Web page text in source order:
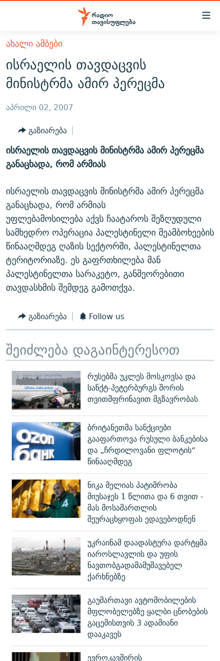
Accessibility
მთავარ
შინაარსზე
დაბრუნება
მთავარ
დაბრუნება
ძიებაზე
დაბრუნება
ᲐᲮᲐᲚᲘ ᲐᲛᲑᲔᲑᲘ
ᲗᲔᲛᲔᲑᲘ
ᲞᲝᲚᲘᲢᲘᲙᲐ
ᲔᲙᲝᲜᲝᲛᲘᲙᲐ
ᲡᲐᲖᲝᲒᲐᲓᲝᲔᲑᲐ
ᲡᲞᲝᲠᲢᲘ
ᲕᲘᲓᲔᲝ
ᲑᲚᲝᲒᲔᲑᲘ
ᲞᲝᲓᲙᲐᲡᲢᲔᲑᲘ
ᲜᲘᲙᲝᲡ ᲞᲝᲓᲙᲐᲡᲢᲘ
ᲒᲐᲜᲙᲘᲗᲮᲕᲘᲡ ᲓᲦᲔ
ᲓᲘᲚᲘᲡ ᲡᲐᲣᲑᲠᲔᲑᲘ
ᲛᲝᲚᲐᲞᲐᲠᲐᲙᲔ ᲢᲔᲥᲡᲢᲔᲑᲘ
ᲨᲘᲜ - ᲣᲪᲮᲝᲔᲗᲨᲘ
ᲚᲘᲢᲔᲠᲐᲢᲣᲠᲣᲚᲘ ᲬᲐᲮᲜᲐᲒᲔᲑᲘ
ᲐᲛᲔᲠᲘᲙᲣᲚᲘ ᲛᲝᲗᲮᲠᲝᲑᲐ
ᲗᲐᲕᲘᲡᲣᲤᲚᲔᲑᲘᲡ ᲛᲝᲜᲘᲢᲝᲠᲘ
ᲗᲥᲕᲔᲜᲘ ᲞᲣᲑᲚᲘᲙᲐᲪᲘᲔᲑᲘ
ᲣᲙᲠᲐᲘᲜᲐᲨᲘ ᲓᲐᲦᲣᲞᲣᲚᲘ ᲥᲐᲠᲗᲕᲔᲚᲘ ᲛᲔᲑᲠᲫᲝᲚᲔᲑᲘ - 2022
ᲓᲐᲛᲝᲣᲙᲘᲓᲔᲑᲚᲝᲑᲘᲡ 100 ᲬᲔᲚᲘ
ᲩᲔᲛᲘ ᲡᲘᲙᲕᲓᲘᲚᲘᲡ ᲛᲘᲖᲔᲖᲘᲐ COVID-19
11 ᲬᲔᲚᲘ - 11 ᲐᲛᲑᲐᲕᲘ
ᲡᲐᲞᲐᲠᲚᲐᲛᲔᲜᲢᲝ ᲐᲠᲩᲔᲕᲜᲔᲑᲘᲡ ᲘᲡᲢᲝᲠᲘᲐ
ᲑᲐᲕᲨᲕᲔᲑᲘ ᲞᲠᲝᲡᲢᲘᲢᲣᲪᲘᲐᲨᲘ - ᲐᲛᲝᲣᲗᲥᲛᲔᲚᲘ ᲐᲛᲑᲐᲕᲘ
ᲐᲒᲕᲘᲡᲢᲝᲡ ᲝᲛᲘ
ЭХО КАВКАЗА
ᲒᲐᲛᲝᲘᲬᲔᲠᲔ
რთე/რთ-ის ყველა საიტი
ᲐᲮᲐᲚᲘ ᲐᲛᲑᲔᲑᲘ
ისრაელის თავდაცვის
მინისტრმა ამირ პერეცმა
აპრილი 02, 2007
გაზიარება
ისრაელის თავდაცვის მინისტრმა ამირ პერეცმა
განაცხადა, რომ არმიას
ისრაელის თავდაცვის მინისტრმა ამირ პერეცმა
განაცხადა, რომ არმიას
უფლებამოსილება აქვს ჩაატაროს შეზღუდული
სამხედრო ოპერაცია პალესტინელი მეამბოხეების
წინააღმდეგ ღაზის სექტორში, პალესტინელთა
ტერიტორიაზე. ეს გაფრთხილება მან
პალესტინელთა სარაკეტო, განმეორებითი
თავდასხმის შემდეგ გამოთქვა.
გაზიარება Follow us
შეიძლება დაგაინტერესოთ
რუსებმა უკლეს მოსკოვსა და
სანქტ-პეტერბურგს შორის
თვითმფრინავით მგზავრობას
ბრიტანეთმა სანქციები
გააფართოვა რუსული ბანკებისა
და „ჩრდილოვანი ფლოტის“
წინააღმდეგ
ნიკა მელიას პატიმრობა
მიუსაჯეს 1 წლითა და 6 თვით -
მას მოსამართლის
შეურაცხყოფას ედავებოდნენ
უკრაინამ დაადასტურა დარტყმა
იაროსლავლის და უფის
ნავთობგადამამუშავებელ
ქარხნებზე
გაუმართავი ავტომობილების
მფლობელებზე ყალბი ცნობების
გაცემისთვის 3 ადამიანი
დააკავეს
ევროკავშირის